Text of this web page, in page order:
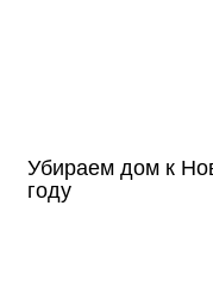
Убираем дом к
году